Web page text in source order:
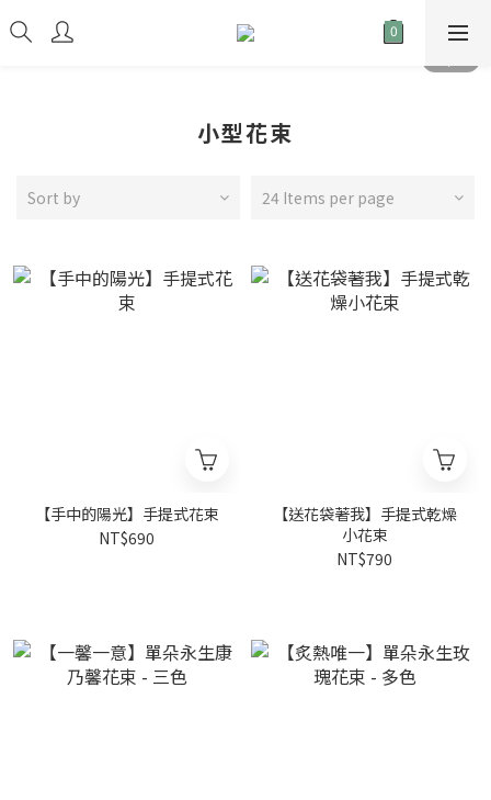
小型花束
Sort by 24 Items per page
【手中的陽光】手提式花束
NT$690
【送花袋著我】手提式乾燥
小花束
NT$790